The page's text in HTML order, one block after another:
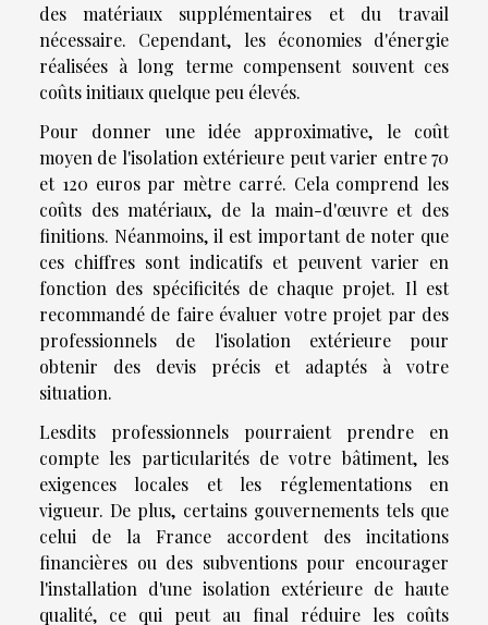
des matériaux supplémentaires et du travail
nécessaire. Cependant, les économies d'énergie
réalisées à long terme compensent souvent ces
coûts initiaux quelque peu élevés.
Pour donner une idée approximative, le coût
moyen de l'isolation extérieure peut varier entre 70
et 120 euros par mètre carré. Cela comprend les
coûts des matériaux, de la main-d'œuvre et des
finitions. Néanmoins, il est important de noter que
ces chiffres sont indicatifs et peuvent varier en
fonction des spécificités de chaque projet. Il est
recommandé de faire évaluer votre projet par des
professionnels de l'isolation extérieure pour
obtenir des devis précis et adaptés à votre
situation.
Lesdits professionnels pourraient prendre en
compte les particularités de votre bâtiment, les
exigences locales et les réglementations en
vigueur. De plus, certains gouvernements tels que
celui de la France accordent des incitations
financières ou des subventions pour encourager
l'installation d'une isolation extérieure de haute
qualité, ce qui peut au final réduire les coûts